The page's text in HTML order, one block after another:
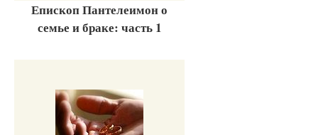
Епископ Пантелеимон о
семье и браке: часть 1